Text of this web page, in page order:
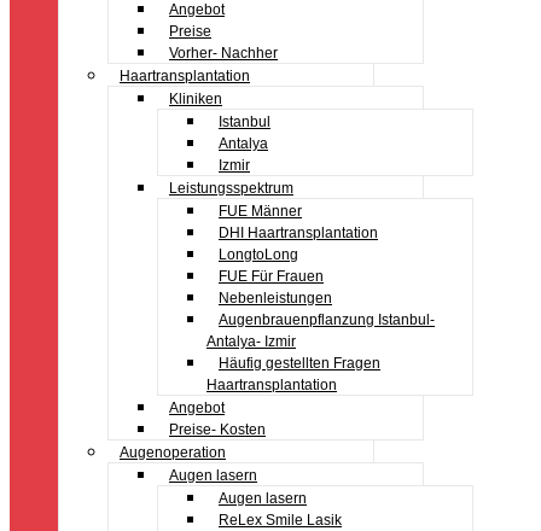
Angebot
Preise
Vorher- Nachher
Haartransplantation
Kliniken
Istanbul
Antalya
Izmir
Leistungsspektrum
FUE Männer
DHI Haartransplantation
LongtoLong
FUE Für Frauen
Nebenleistungen
Augenbrauenpflanzung Istanbul-
Antalya- Izmir
Häufig gestellten Fragen
Haartransplantation
Angebot
Preise- Kosten
Augenoperation
Augen lasern
Augen lasern
ReLex Smile Lasik